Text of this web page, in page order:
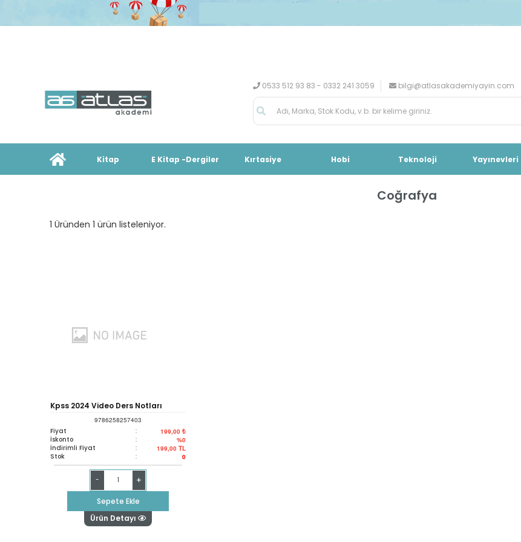
0533 512 93 83 - 0332 241 3059 bilgi@atlasakademiyayin.com
Kitap E Kitap -Dergiler Kırtasiye Hobi Teknoloji Yayınevleri
Coğrafya
1 Üründen 1 ürün listeleniyor.
Kpss 2024 Video Ders Notları
Coğrafya
9786258257403
Fiyat : 199,00 ₺
İskonto : %0
İndirimli Fiyat : 199,00 TL
Stok : 0
- +
Sepete Ekle
Ürün Detayı